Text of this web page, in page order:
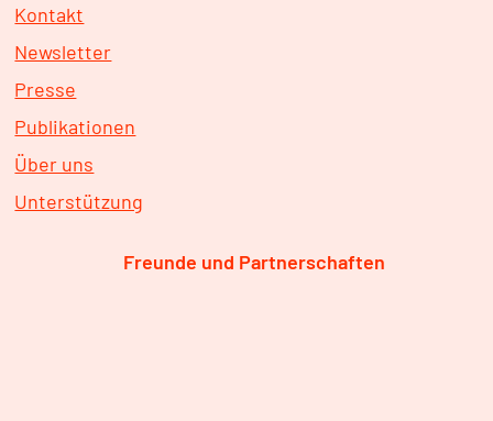
Kontakt
Newsletter
Presse
Publikationen
Über uns
Unterstützung
Freunde und Partnerschaften